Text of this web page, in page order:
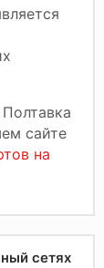
сайте
на
сетях